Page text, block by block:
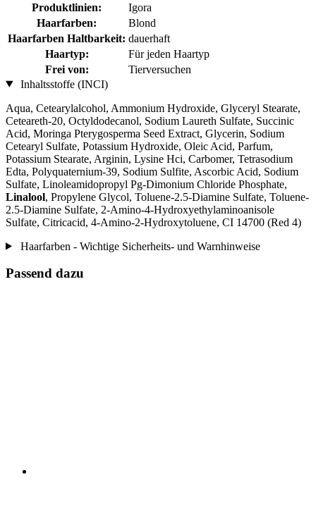
Produktlinien:
Igora
Haarfarben:
Blond
Haarfarben Haltbarkeit: dauerhaft
Haartyp:
Für jeden Haartyp
Frei von:
Tierversuchen
Inhaltsstoffe (INCI)
Aqua, Cetearylalcohol, Ammonium Hydroxide, Glyceryl Stearate,
Ceteareth-20, Octyldodecanol, Sodium Laureth Sulfate, Succinic
Acid, Moringa Pterygosperma Seed Extract, Glycerin, Sodium
Cetearyl Sulfate, Potassium Hydroxide, Oleic Acid, Parfum,
Potassium Stearate, Arginin, Lysine Hci, Carbomer, Tetrasodium
Edta, Polyquaternium-39, Sodium Sulfite, Ascorbic Acid, Sodium
Sulfate, Linoleamidopropyl Pg-Dimonium Chloride Phosphate,
Linalool, Propylene Glycol, Toluene-2.5-Diamine Sulfate, Toluene-
2.5-Diamine Sulfate, 2-Amino-4-Hydroxyethylaminoanisole
Sulfate, Citricacid, 4-Amino-2-Hydroxytoluene, CI 14700 (Red 4)
Haarfarben - Wichtige Sicherheits- und Warnhinweise
Passend dazu